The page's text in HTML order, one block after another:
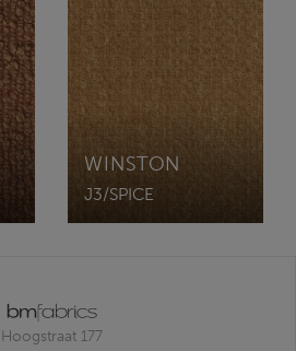
WINSTON
J3/SPICE
Hoogstraat 177